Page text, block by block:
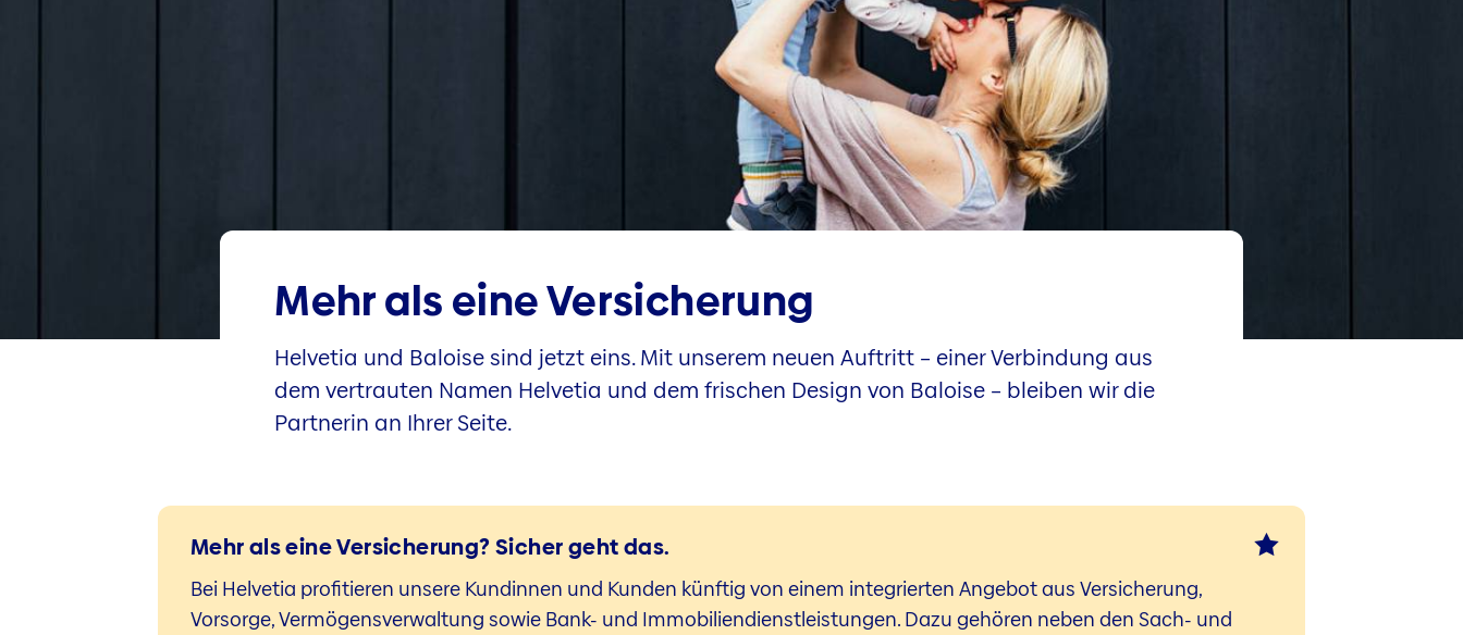
Mehr als eine Versicherung
Helvetia und Baloise sind jetzt eins. Mit unserem neuen Auftritt – einer Verbindung aus
dem vertrauten Namen Helvetia und dem frischen Design von Baloise – bleiben wir die
Partnerin an Ihrer Seite.
Mehr als eine Versicherung? Sicher geht das.
Bei Helvetia profitieren unsere Kundinnen und Kunden künftig von einem integrierten Angebot aus Versicherung,
Vorsorge, Vermögensverwaltung sowie Bank- und Immobiliendienstleistungen. Dazu gehören neben den Sach- und